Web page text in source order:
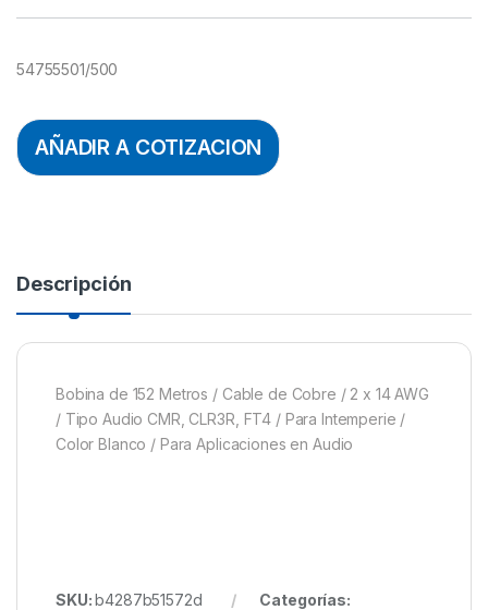
54755501/500
AÑADIR A COTIZACION
Descripción
Bobina de 152 Metros / Cable de Cobre / 2 x 14 AWG
/ Tipo Audio CMR, CLR3R, FT4 / Para Intemperie /
Color Blanco / Para Aplicaciones en Audio
SKU:b4287b51572d
Categorías: